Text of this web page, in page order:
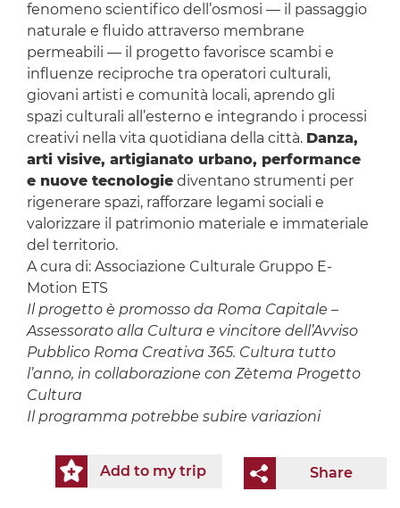
fenomeno scientifico dell’osmosi — il passaggio
naturale e fluido attraverso membrane
permeabili — il progetto favorisce scambi e
influenze reciproche tra operatori culturali,
giovani artisti e comunità locali, aprendo gli
spazi culturali all’esterno e integrando i processi
creativi nella vita quotidiana della città. Danza,
arti visive, artigianato urbano, performance
e nuove tecnologiediventano strumenti per
rigenerare spazi, rafforzare legami sociali e
valorizzare il patrimonio materiale e immateriale
del territorio.
A cura di: Associazione Culturale Gruppo E-
Motion ETS
Il progetto è promosso da Roma Capitale –
Assessorato alla Cultura e vincitore dell’Avviso
Pubblico Roma Creativa 365. Cultura tutto
l’anno, in collaborazione con Zètema Progetto
Cultura
Il programma potrebbe subire variazioni
Share
Add to my trip